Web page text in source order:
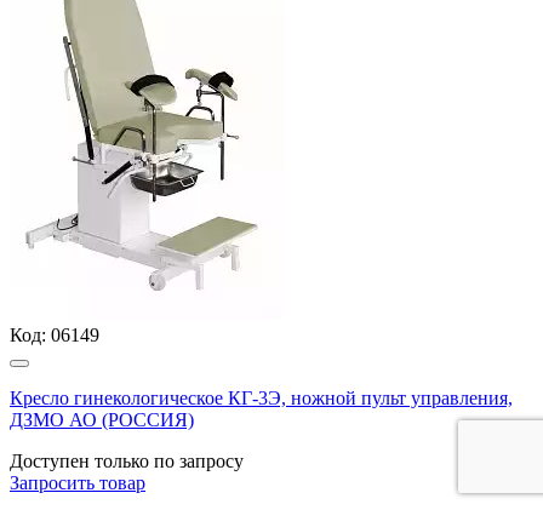
Код: 06149
Кресло гинекологическое КГ-3Э, ножной пульт управления,
ДЗМО АО (РОССИЯ)
Доступен только по запросу
Запросить товар